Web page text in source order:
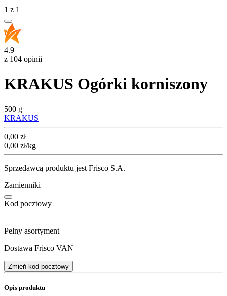
1 z 1
4.9
z 104 opinii
KRAKUS Ogórki korniszony
500 g
KRAKUS
Cena
0,00 zł
0,00 zł/kg
Sprzedawcą produktu jest Frisco S.A.
Zamienniki
Kod pocztowy
Pełny asortyment
Dostawa Frisco VAN
Zmień kod pocztowy
Opis produktu